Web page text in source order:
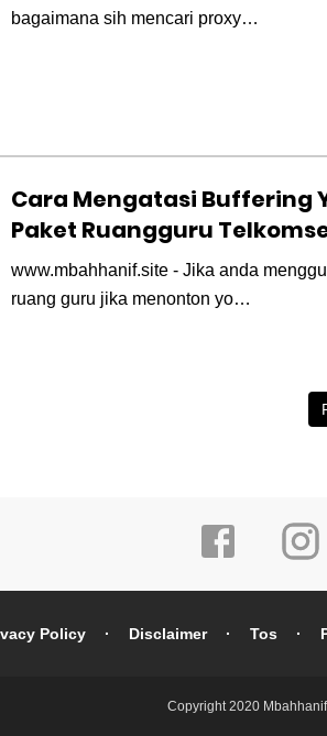
bagaimana sih mencari proxy…
Cara Mengatasi Buffering
Paket Ruangguru
www.mbahhanif.site - Jika anda
ruang guru jika menonton yo…
Policy Disclaimer Tos
Copyright 2020